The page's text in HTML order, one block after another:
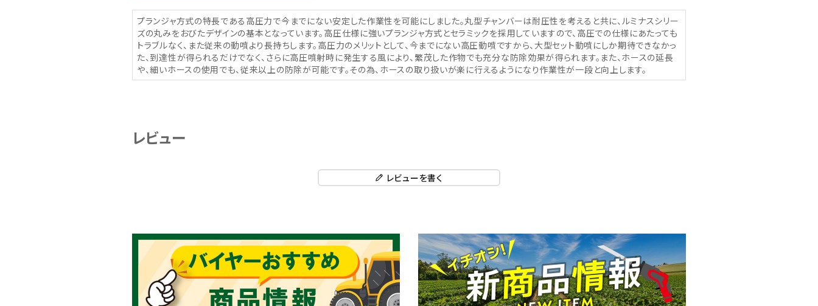
プランジャ方式の特長である高圧力で今までにない安定した作業性を可能にしました。丸型チャンバーは耐圧性を考えると共に、ルミナスシリー
ズの丸みをおびたデザインの基本となっています。高圧仕様に強いプランジャ方式とセラミックを採用していますので、高圧での仕様にあたっても
トラブルなく、また従来の動噴より長持ちします。高圧力のメリットとして、今までにない高圧動噴ですから、大型セット動噴にしか期待できなかっ
た、到達性が得られるだけでなく、さらに高圧噴射時に発生する風により、繁茂した作物でも充分な防除効果が得られます。また、ホースの延長
や、細いホースの使用でも、従来以上の防除が可能です。その為、ホースの取り扱いが楽に行えるようになり作業性が一段と向上します。
レビュー
レビューを書く